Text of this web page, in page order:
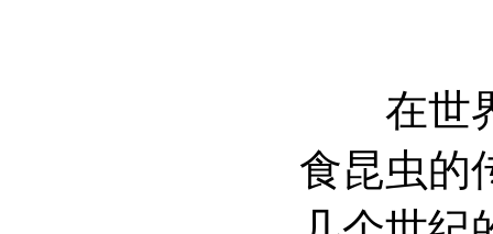
在世界
食昆虫的